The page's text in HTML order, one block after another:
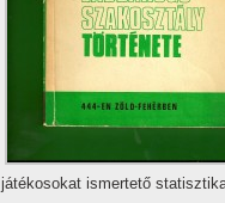
játékosokat ismertető